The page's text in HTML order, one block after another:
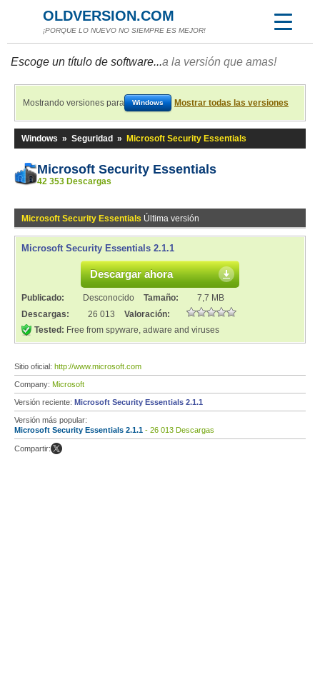
OLDVERSION.COM
¡PORQUE LO NUEVO NO SIEMPRE ES MEJOR!
Escoge un título de software...a la versión que amas!
Mostrando versiones para Windows Mostrar todas las versiones
Windows » Seguridad » Microsoft Security Essentials
Microsoft Security Essentials
42 353 Descargas
Microsoft Security Essentials Última versión
Microsoft Security Essentials 2.1.1
Descargar ahora
Publicado: Desconocido Tamaño:
7,7 MB
Descargas:
26 013
Valoración:
Tested: Free from spyware, adware and viruses
Sitio oficial: http://www.microsoft.com
Company: Microsoft
Versión reciente: Microsoft Security Essentials 2.1.1
Versión más popular:
Microsoft Security Essentials 2.1.1 - 26 013 Descargas
Compartir: